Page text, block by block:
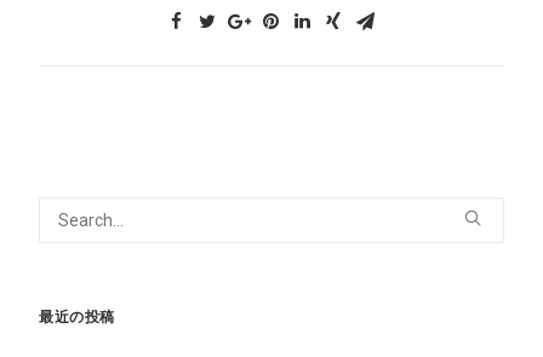
最近の投稿